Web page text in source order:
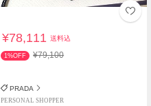
¥78,111送料込
1%OFF ¥79,100
PRADA
PERSONAL SHOPPER